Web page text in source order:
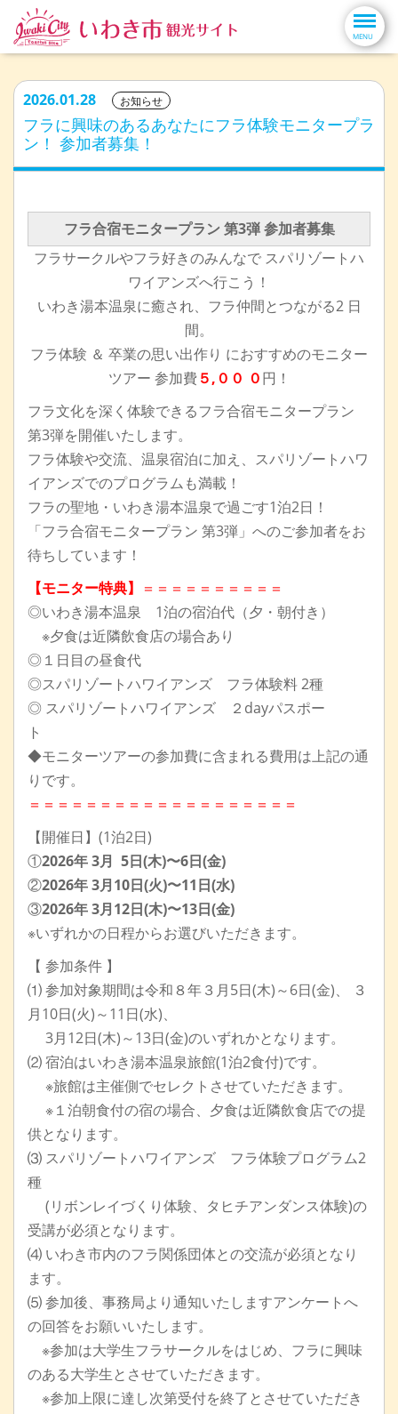
2026.01.28 お知らせ
フラに興味のあるあなたにフラ体験モニタープラ
ン！ 参加者募集！
フラ合宿モニタープラン 第3弾 参加者募集
フラサークルやフラ好きのみんなで スパリゾートハ
ワイアンズへ行こう！
いわき湯本温泉に癒され、フラ仲間とつながる2 日
間。
フラ体験 ＆ 卒業の思い出作り におすすめのモニター
ツアー 参加費５,００ ０円！
フラ文化を深く体験できるフラ合宿モニタープラン
第3弾を開催いたします。
フラ体験や交流、温泉宿泊に加え、スパリゾートハワ
イアンズでのプログラムも満載！
フラの聖地・いわき湯本温泉で過ごす1泊2日！
「フラ合宿モニタープラン 第3弾」へのご参加者をお
待ちしています！
【モニター特典】
＝＝＝＝＝＝＝＝＝＝
◎いわき湯本温泉 1泊の宿泊代（夕・朝付き）
※夕食は近隣飲食店の場合あり
◎１日目の昼食代
◎スパリゾートハワイアンズ フラ体験料 2種
◎ スパリゾートハワイアンズ ２dayパスポー
ト
◆モニターツアーの参加費に含まれる費用は上記の通
りです。
＝＝＝＝＝＝＝＝＝＝＝＝＝＝＝＝＝＝＝
【開催日】(1泊2日)
①2026年 3月 5日(木)〜6日(金)
②2026年 3月10日(火)〜11日(水)
③2026年 3月12日(木)〜13日(金)
※いずれかの日程からお選びいただきます。
【 参加条件 】
⑴ 参加対象期間は令和８年３月5日(木)～6日(金)、 ３
月10日(火)～11日(水)、
3月12日(木)～13日(金)のいずれかとなります。
⑵ 宿泊はいわき湯本温泉旅館(1泊2食付)です。
※旅館は主催側でセレクトさせていただきます。
※１泊朝食付の宿の場合、夕食は近隣飲食店での提
供となります。
⑶ スパリゾートハワイアンズ フラ体験プログラム2
種
(リボンレイづくり体験、タヒチアンダンス体験)の
受講が必須となります。
⑷ いわき市内のフラ関係団体との交流が必須となり
ます。
⑸ 参加後、事務局より通知いたしますアンケートへ
の回答をお願いいたします。
※参加は大学生フラサークルをはじめ、フラに興味
のある大学生とさせていただきます。
※参加上限に達し次第受付を終了とさせていただき